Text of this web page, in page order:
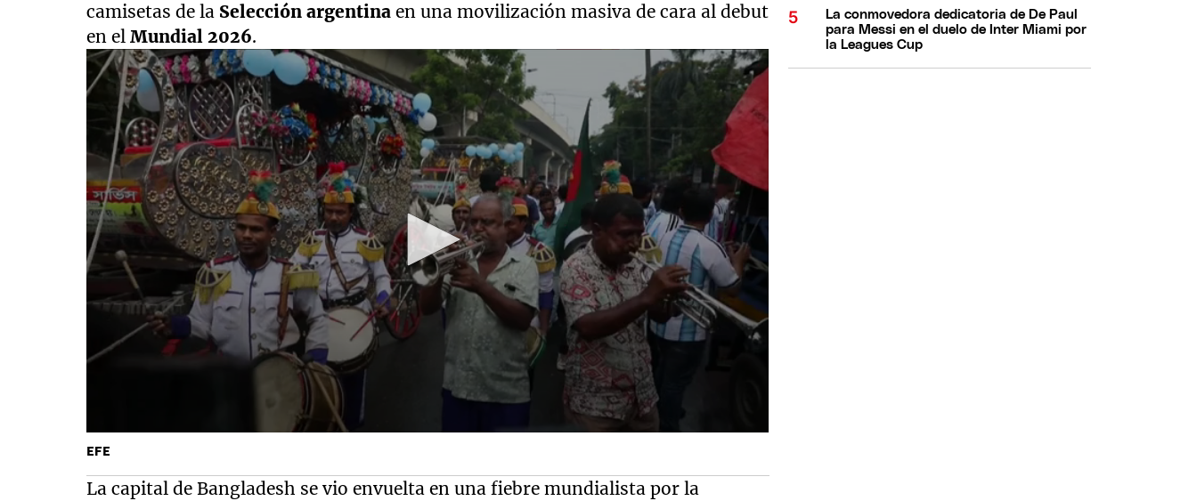
camisetas de la Selección argentina en una movilización masiva de cara al debut
en elMundial 2026.
EFE
La capital de Bangladesh se vio envuelta en una fiebre mundialista por la
La conmovedora dedicatoria de De Paul
para Messi en el duelo de Inter Miami por
la Leagues Cup